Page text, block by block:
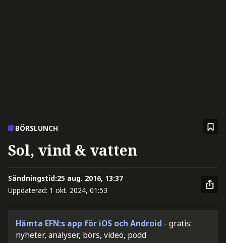
BÖRSLUNCH
Sol, vind & vatten
Sändningstid:25 aug. 2016, 13:37
Uppdaterad: 1 okt. 2024, 01:53
Hämta EFN:s app för iOS och Android - gratis:
nyheter, analyser, börs, video, podd